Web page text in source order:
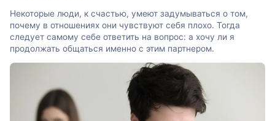
Некоторые люди, к счастью, умеют задумываться о том,
почему в отношениях они чувствуют себя плохо. Тогда
следует самому себе ответить на вопрос: а хочу ли я
продолжать общаться именно с этим партнером.